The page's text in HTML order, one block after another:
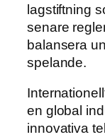
lagstiftning
senare
balansera
spelande.
en global
innovativa